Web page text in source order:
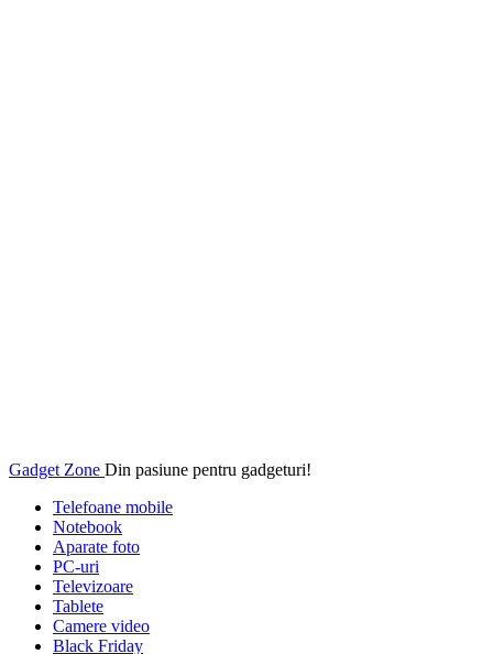
Gadget Zone Din pasiune pentru gadgeturi!
Telefoane mobile
Notebook
Aparate foto
PC-uri
Televizoare
Tablete
Camere video
Black Friday